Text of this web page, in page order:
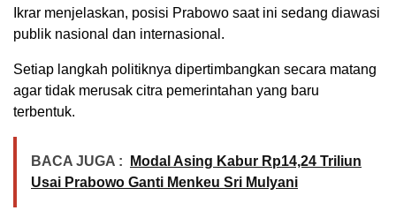
Ikrar menjelaskan, posisi Prabowo saat ini sedang diawasi
publik nasional dan internasional.
Setiap langkah politiknya dipertimbangkan secara matang
agar tidak merusak citra pemerintahan yang baru
terbentuk.
BACA JUGA :
Modal Asing Kabur Rp14,24 Triliun
Usai Prabowo Ganti Menkeu Sri Mulyani